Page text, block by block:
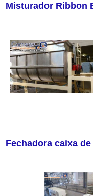
Misturador Ribbon
Fechadora caixa